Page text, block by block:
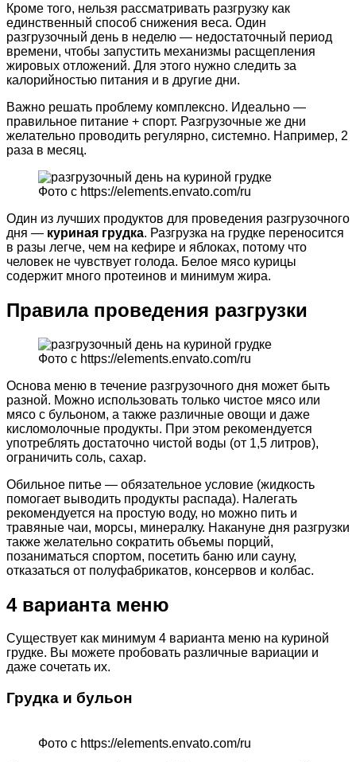
Кроме того, нельзя рассматривать разгрузку как
единственный способ снижения веса. Один
разгрузочный день в неделю — недостаточный период
времени, чтобы запустить механизмы расщепления
жировых отложений. Для этого нужно следить за
калорийностью питания и в другие дни.
Важно решать проблему комплексно. Идеально —
правильное питание + спорт. Разгрузочные же дни
желательно проводить регулярно, системно. Например, 2
раза в месяц.
Фото с https://elements.envato.com/ru
Один из лучших продуктов для проведения разгрузочного
дня — куриная грудка. Разгрузка на грудке переносится
в разы легче, чем на кефире и яблоках, потому что
человек не чувствует голода. Белое мясо курицы
содержит много протеинов и минимум жира.
Правила проведения разгрузки
Фото с https://elements.envato.com/ru
Основа меню в течение разгрузочного дня может быть
разной. Можно использовать только чистое мясо или
мясо с бульоном, а также различные овощи и даже
кисломолочные продукты. При этом рекомендуется
употреблять достаточно чистой воды (от 1,5 литров),
ограничить соль, сахар.
Обильное питье — обязательное условие (жидкость
помогает выводить продукты распада). Налегать
рекомендуется на простую воду, но можно пить и
травяные чаи, морсы, минералку. Накануне дня разгрузки
также желательно сократить объемы порций,
позаниматься спортом, посетить баню или сауну,
отказаться от полуфабрикатов, консервов и колбас.
4 варианта меню
Существует как минимум 4 варианта меню на куриной
грудке. Вы можете пробовать различные вариации и
даже сочетать их.
Грудка и бульон
Фото с https://elements.envato.com/ru